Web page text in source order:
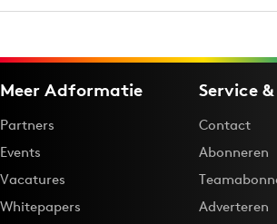
Meer Adformatie
Partners
Events
Vacatures
Whitepapers
Service
Contact
Abonneren
Adverteren